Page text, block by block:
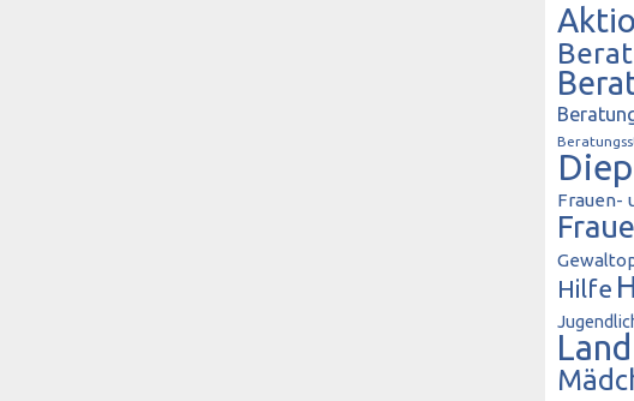
Frauen-
Hilfe